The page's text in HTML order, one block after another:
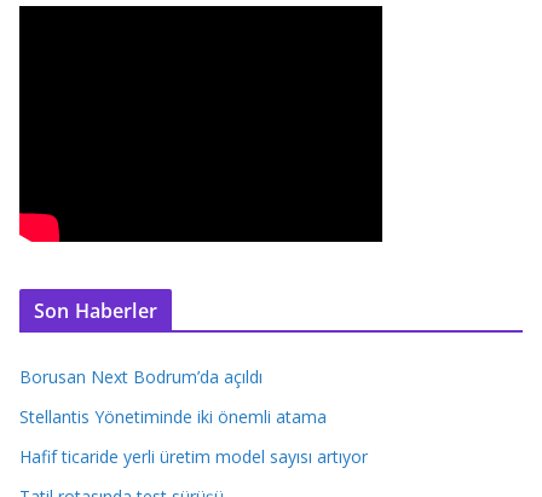
Son Haberler
Borusan Next Bodrum’da açıldı
Stellantis Yönetiminde iki önemli atama
Hafif ticaride yerli üretim model sayısı artıyor